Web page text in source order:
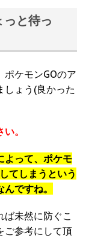
と待っ
ケモンGOのア
しょう(良かった
。
よって、ポケモ
てしまうという
ですね。
ば未然に防ぐこ
ご参考にして頂